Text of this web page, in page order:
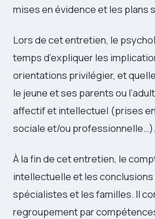
mises en évidence et les
Lors de cet entretien, le
temps d’expliquer les
orientations privilégier, et
le jeune et ses parents ou
affectif et intellectuel (prises
sociale et/ou professionnelle…).
À la fin de cet entretien, le
intellectuelle et les
spécialistes et les familles. Il
regroupement par